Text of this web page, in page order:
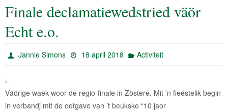
Finale declamatiewedstried väör
Echt e.o.
Jannie Simons 18 april 2018 Activiteit
Väörige waek woor de regio-finale in Zöstere. Mit ’n fieëstelik begin
in verbandj mit de oetgave van ’t beukske “10 jaor